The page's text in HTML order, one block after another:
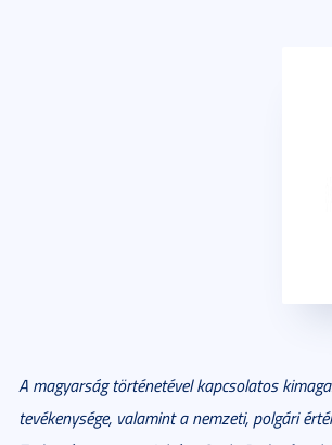
A magyarság történetével kapcsolatos
tevékenysége, valamint a nemzeti, polgári